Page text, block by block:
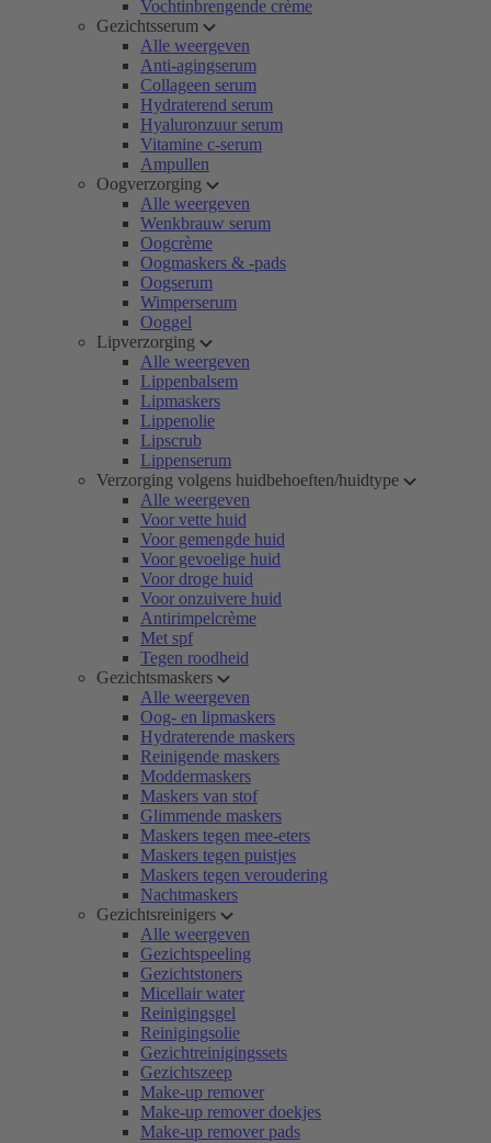
Vochtinbrengende crème
Gezichtsserum
Alle weergeven
Anti-agingserum
Collageen serum
Hydraterend serum
Hyaluronzuur serum
Vitamine c-serum
Ampullen
Oogverzorging
Alle weergeven
Wenkbrauw serum
Oogcrème
Oogmaskers & -pads
Oogserum
Wimperserum
Ooggel
Lipverzorging
Alle weergeven
Lippenbalsem
Lipmaskers
Lippenolie
Lipscrub
Lippenserum
Verzorging volgens huidbehoeften/huidtype
Alle weergeven
Voor vette huid
Voor gemengde huid
Voor gevoelige huid
Voor droge huid
Voor onzuivere huid
Antirimpelcrème
Met spf
Tegen roodheid
Gezichtsmaskers
Alle weergeven
Oog- en lipmaskers
Hydraterende maskers
Reinigende maskers
Moddermaskers
Maskers van stof
Glimmende maskers
Maskers tegen mee-eters
Maskers tegen puistjes
Maskers tegen veroudering
Nachtmaskers
Gezichtsreinigers
Alle weergeven
Gezichtspeeling
Gezichtstoners
Micellair water
Reinigingsgel
Reinigingsolie
Gezichtreinigingssets
Gezichtszeep
Make-up remover
Make-up remover doekjes
Make-up remover pads